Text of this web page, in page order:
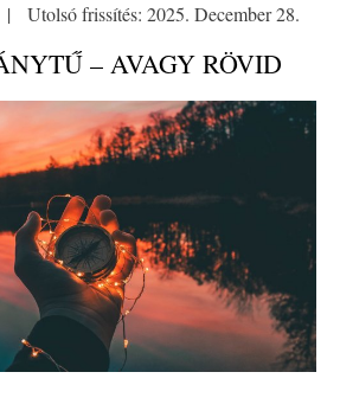
| Utolsó frissítés: 2025. December 28.
– AVAGY RÖVID